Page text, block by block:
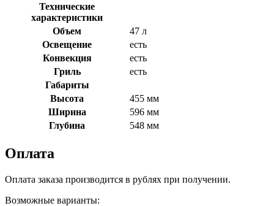
Технические
характеристики
Объем
47 л
Освещение
есть
Конвекция
есть
Гриль
есть
Габариты
Высота
455 мм
Ширина
596 мм
Глубина
548 мм
Оплата
Оплата заказа производится в рублях при получении.
Возможные варианты: